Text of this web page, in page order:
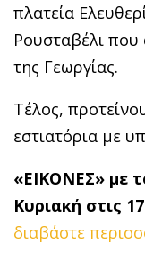
πλατεία
Ρουσταβέλι που
της Γεωργίας.
Τέλος,
εστιατόρια με
«ΕΙΚΟΝΕΣ» με
Κυριακή στις
διαβάστε